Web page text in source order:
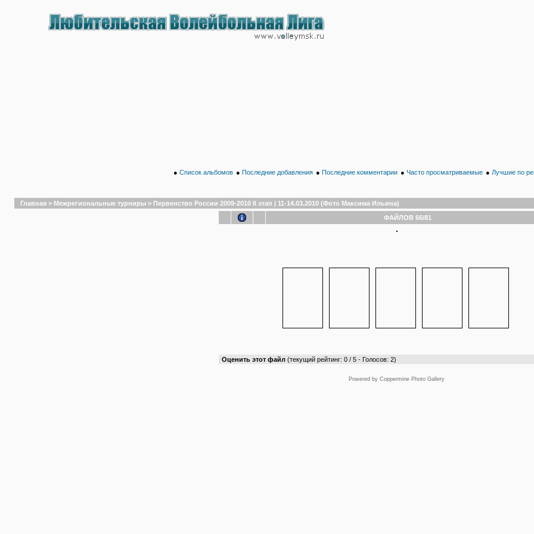
● Список альбомов ● Последние добавления ● Последние комментарии ● Часто просматриваемые ● Лучшие по
Главная > Межрегиональные турниры > Первенство России 2009-2010 II этап | 11-14.03.2010 (Фото Максима Ильина)
ФАЙЛОВ 66/81
Оценить этот файл (текущий рейтинг: 0 / 5 - Голосов: 2)
Powered by Coppermine Photo Gallery